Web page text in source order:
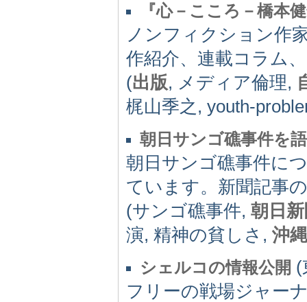
『心－こころ－橋本
ノンフィクション作
作紹介、連載コラム
(出版, メディア倫理,
梶山季之, youth-
朝日サンゴ礁事件を
朝日サンゴ礁事件に
ています。新聞記事
(サンゴ礁事件, 朝日
演, 精神の貧しさ, 沖縄
シェルコの情報公開 (
フリーの戦場ジャー